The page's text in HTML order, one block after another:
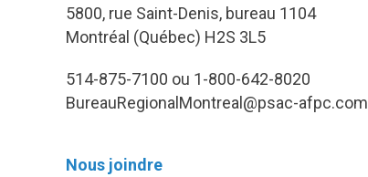
5800, rue Saint-Denis, bureau 1104
Montréal (Québec) H2S 3L5
514-875-7100 ou 1-800-642-8020
BureauRegionalMontreal@psac-afpc.com
Nous joindre